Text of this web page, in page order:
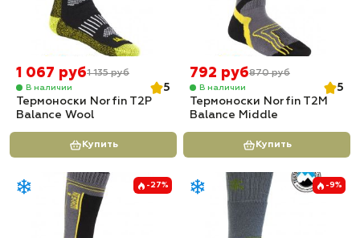
1 067 руб1 135 руб
В наличии
5
Термоноски Norfin T2P
Balance Wool
Купить
792 руб870 руб
В наличии
5
Термоноски Norfin T2M
Balance Middle
Купить
-27% -9%